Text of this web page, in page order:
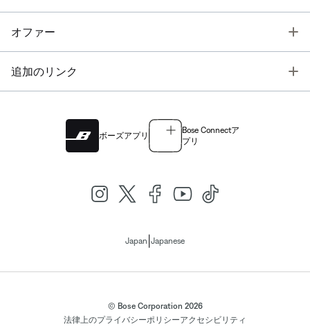
オファー
追加のリンク
ボーズアプリ
Bose Connectア
プリ
Japan Japanese
© Bose Corporation 2026
法律上のプライバシーポリシーアクセシビリティ